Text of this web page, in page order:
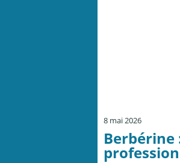
8 mai 2026
Berbérine